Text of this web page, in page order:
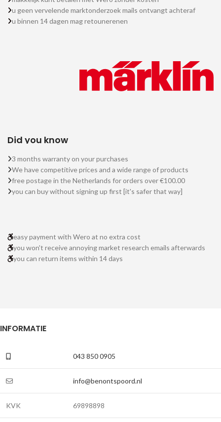
u geen vervelende marktonderzoek mails ontvangt achteraf
u binnen 14 dagen mag retounerenen
Did you know
3 months warranty on your purchases
We have competitive prices and a wide range of products
free postage in the Netherlands for orders over €100.00
you can buy without signing up first [it's safer that way]
easy payment with Wero at no extra cost
you won't receive annoying market research emails afterwards
you can return items within 14 days
INFORMATIE
043 850 0905
info@benontspoord.nl
KVK 69898898